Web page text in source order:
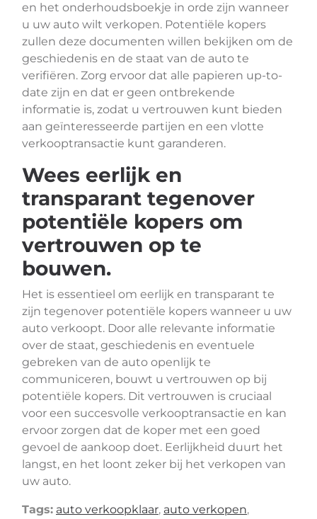
en het onderhoudsboekje in orde zijn wanneer
u uw auto wilt verkopen. Potentiële kopers
zullen deze documenten willen bekijken om de
geschiedenis en de staat van de auto te
verifiëren. Zorg ervoor dat alle papieren up-to-
date zijn en dat er geen ontbrekende
informatie is, zodat u vertrouwen kunt bieden
aan geïnteresseerde partijen en een vlotte
verkooptransactie kunt garanderen.
Wees eerlijk en
transparant tegenover
potentiële kopers om
vertrouwen op te
bouwen.
Het is essentieel om eerlijk en transparant te
zijn tegenover potentiële kopers wanneer u uw
auto verkoopt. Door alle relevante informatie
over de staat, geschiedenis en eventuele
gebreken van de auto openlijk te
communiceren, bouwt u vertrouwen op bij
potentiële kopers. Dit vertrouwen is cruciaal
voor een succesvolle verkooptransactie en kan
ervoor zorgen dat de koper met een goed
gevoel de aankoop doet. Eerlijkheid duurt het
langst, en het loont zeker bij het verkopen van
uw auto.
Tags: auto verkoopklaar, auto verkopen,